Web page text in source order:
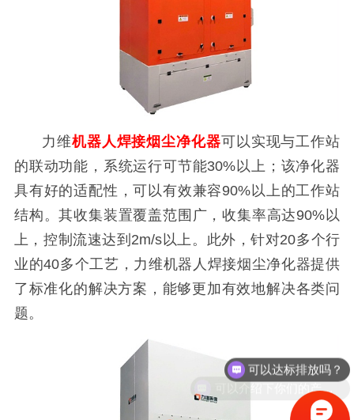
力维机器人焊接烟尘净化器可以实现与工作站
的联动功能，系统运行可节能30%以上；该净化器
具有好的适配性，可以有效兼容90%以上的工作站
结构。其收集装置覆盖范围广，收集率高达90%以
上，控制流速达到2m/s以上。此外，针对20多个行
业的40多个工艺，力维机器人焊接烟尘净化器提供
了标准化的解决方案，能够更加有效地解决各类问
题。
可以介绍下你们的产品么？